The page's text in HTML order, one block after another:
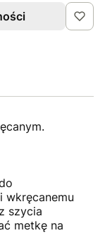
wkręcanemu
szycia
metkę na